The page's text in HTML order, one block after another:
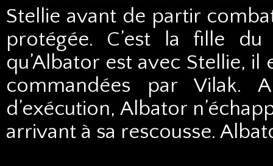
Stellie avant de partir
protégée. C’est la fille du
qu’Albator est avec Stellie,
commandées par Vilak.
d’exécution, Albator
arrivant à sa rescousse.